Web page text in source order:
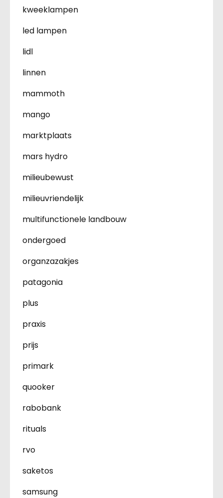
kweeklampen
led lampen
lidl
linnen
mammoth
mango
marktplaats
mars hydro
milieubewust
milieuvriendelijk
multifunctionele landbouw
ondergoed
organzazakjes
patagonia
plus
praxis
prijs
primark
quooker
rabobank
rituals
rvo
saketos
samsung